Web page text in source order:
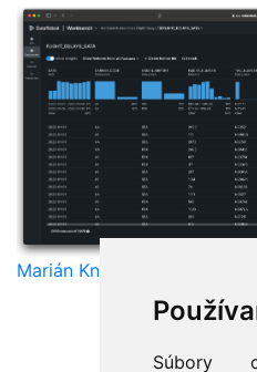
Súbory
Marián Knězek